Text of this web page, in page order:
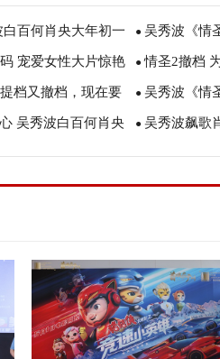
白百何肖央大年初一 ● 吴秀波《情
不住”
宠爱女性大片惊艳 ●情圣2撤档
档又撤档，现在要 ● 吴秀波《情
捧腹模式
吴秀波白百何肖央 ● 吴秀波飙歌
百何频爆金句